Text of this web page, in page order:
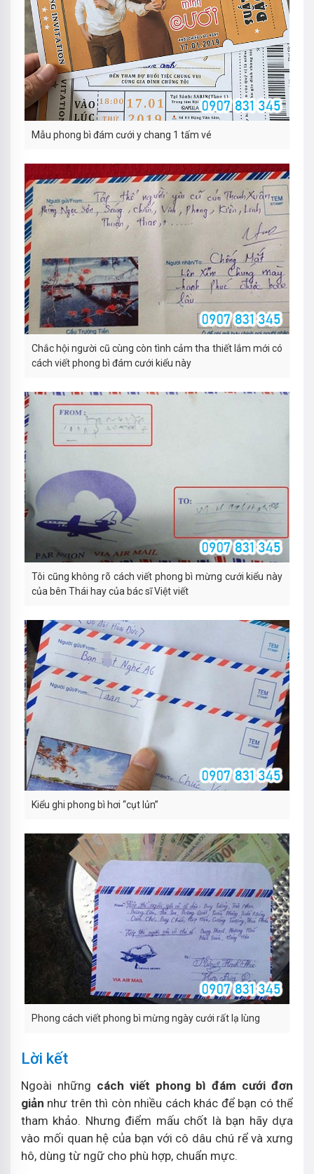
Mẫu phong bì đám cưới y chang 1 tấm vé
Chắc hội người cũ cùng còn tình cảm tha thiết lắm mới có
cách viết phong bì đám cưới kiểu này
Tôi cũng không rõ cách viết phong bì mừng cưới kiểu này
của bên Thái hay của bác sĩ Việt viết
Kiểu ghi phong bì hơi “cụt lủn”
Phong cách viết phong bì mừng ngày cưới rất lạ lùng
Lời kết
Ngoài những cách viết phong bì đám cưới đơn
giản như trên thì còn nhiều cách khác để bạn có thể
tham khảo. Nhưng điểm mấu chốt là bạn hãy dựa
vào mối quan hệ của bạn với cô dâu chú rể và xưng
hô, dùng từ ngữ cho phù hợp, chuẩn mực.